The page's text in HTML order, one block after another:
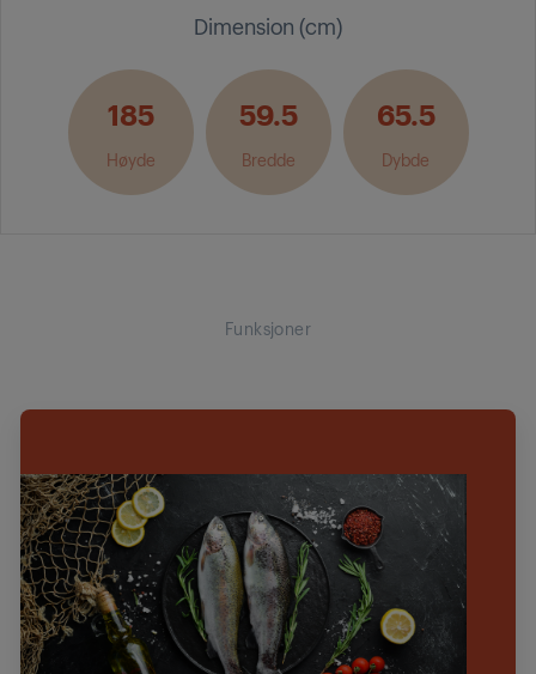
Dimension (cm)
185
Høyde
59.5
Bredde
65.5
Dybde
Funksjoner